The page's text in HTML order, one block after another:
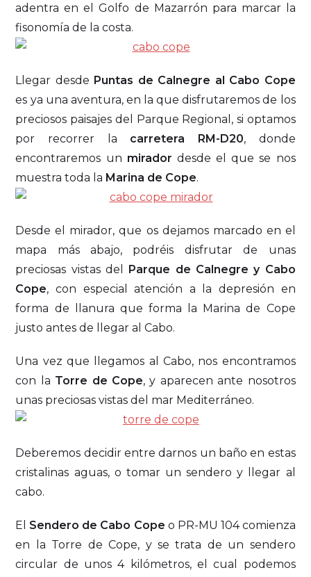
adentra en el Golfo de Mazarrón para marcar la
fisonomía de la costa.
Llegar desde Puntas de Calnegre al Cabo Cope
es ya una aventura, en la que disfrutaremos de los
preciosos paisajes del Parque Regional, si optamos
por recorrer la carretera RM-D20, donde
encontraremos un mirador desde el que se nos
muestra toda la Marina de Cope.
Desde el mirador, que os dejamos marcado en el
mapa más abajo, podréis disfrutar de unas
preciosas vistas del Parque de Calnegre y Cabo
Cope, con especial atención a la depresión en
forma de llanura que forma la Marina de Cope
justo antes de llegar al Cabo.
Una vez que llegamos al Cabo, nos encontramos
con la Torre de Cope, y aparecen ante nosotros
unas preciosas vistas del mar Mediterráneo.
Deberemos decidir entre darnos un baño en estas
cristalinas aguas, o tomar un sendero y llegar al
cabo.
El Sendero de Cabo Cope o PR-MU 104 comienza
en la Torre de Cope, y se trata de un sendero
circular de unos 4 kilómetros, el cual podemos